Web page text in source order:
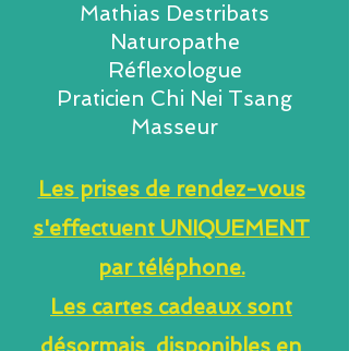
Mathias Destribats
Naturopathe
Réflexologue
Praticien Chi Nei Tsang
Masseur
Les prises de rendez-vous
s'effectuent UNIQUEMENT
par téléphone.
Les cartes cadeaux sont